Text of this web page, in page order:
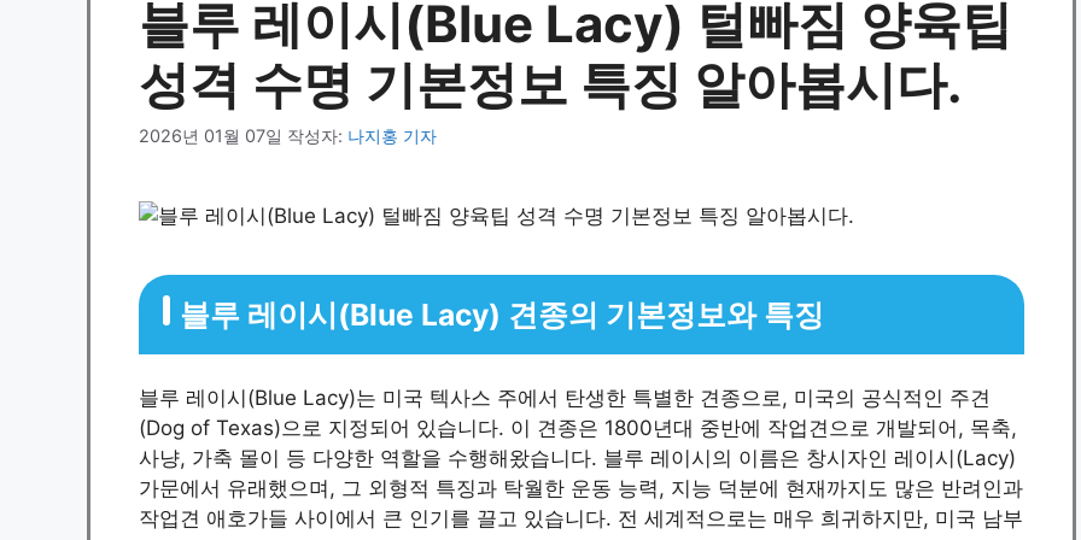
블루 레이시(Blue Lacy) 털빠짐 양육팁
성격 수명 기본정보 특징 알아봅시다.
2026년 01월 07일 작성자: 나지홍 기자
블루 레이시(Blue Lacy) 견종의 기본정보와 특징
블루 레이시(Blue Lacy)는 미국 텍사스 주에서 탄생한 특별한 견종으로, 미국의 공식적인 주견
(Dog of Texas)으로 지정되어 있습니다. 이 견종은 1800년대 중반에 작업견으로 개발되어, 목축,
사냥, 가축 몰이 등 다양한 역할을 수행해왔습니다. 블루 레이시의 이름은 창시자인 레이시(Lacy)
가문에서 유래했으며, 그 외형적 특징과 탁월한 운동 능력, 지능 덕분에 현재까지도 많은 반려인과
작업견 애호가들 사이에서 큰 인기를 끌고 있습니다. 전 세계적으로는 매우 희귀하지만, 미국 남부